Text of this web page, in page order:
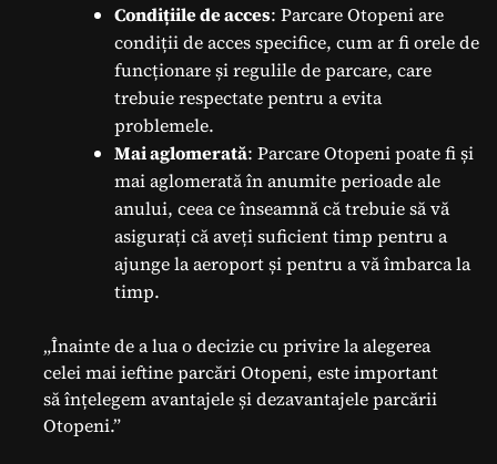
Condițiile de acces: Parcare Otopeni are
condiții de acces specifice, cum ar fi orele de
funcționare și regulile de parcare, care
trebuie respectate pentru a evita
problemele.
Mai aglomerată: Parcare Otopeni poate fi și
mai aglomerată în anumite perioade ale
anului, ceea ce înseamnă că trebuie să vă
asigurați că aveți suficient timp pentru a
ajunge la aeroport și pentru a vă îmbarca la
timp.
„Înainte de a lua o decizie cu privire la alegerea
celei mai ieftine parcări Otopeni, este important
să înțelegem avantajele și dezavantajele parcării
Otopeni.”